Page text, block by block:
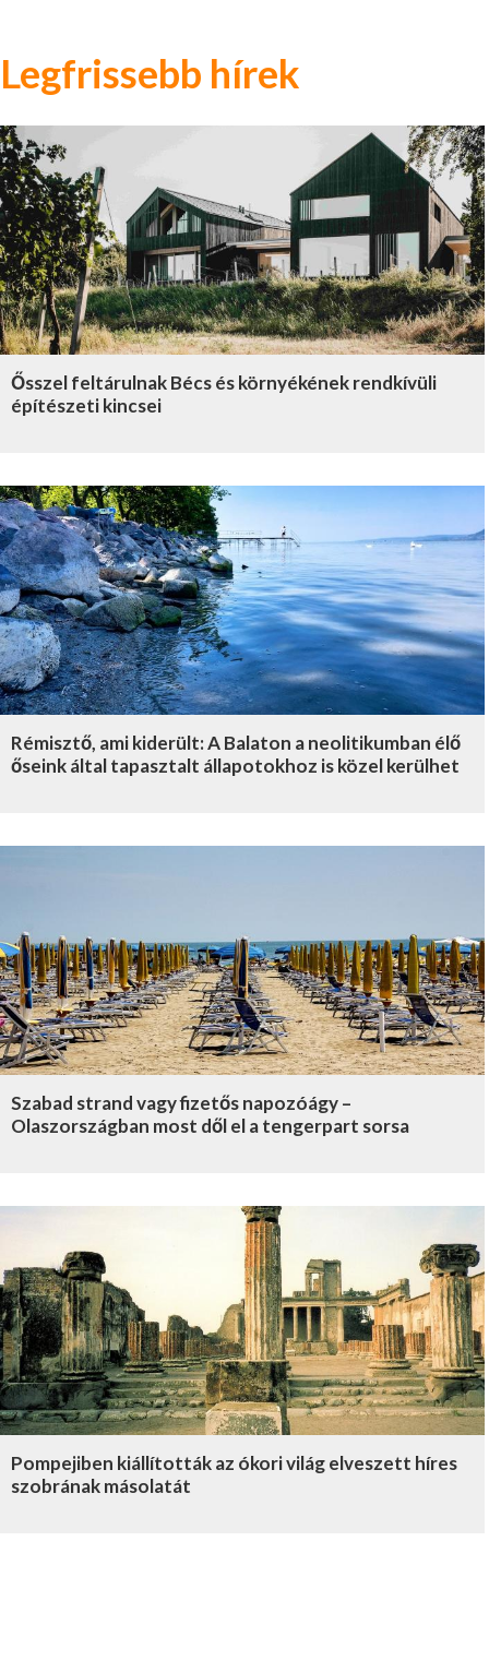
Legfrissebb hírek
Ősszel feltárulnak Bécs és környékének rendkívüli
építészeti kincsei
Rémisztő, ami kiderült: A Balaton a neolitikumban élő
őseink által tapasztalt állapotokhoz is közel kerülhet
Szabad strand vagy fizetős napozóágy –
Olaszországban most dől el a tengerpart sorsa
Pompejiben kiállították az ókori világ elveszett híres
szobrának másolatát